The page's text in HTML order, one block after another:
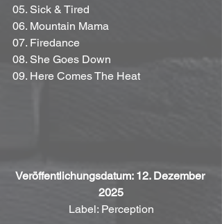
05. Sick & Tired
06. Mountain Mama
07. Firedance
08. She Goes Down
09. Here Comes The Heat
Veröffentlichungsdatum: 12. Dezember
2025
Label: Perception